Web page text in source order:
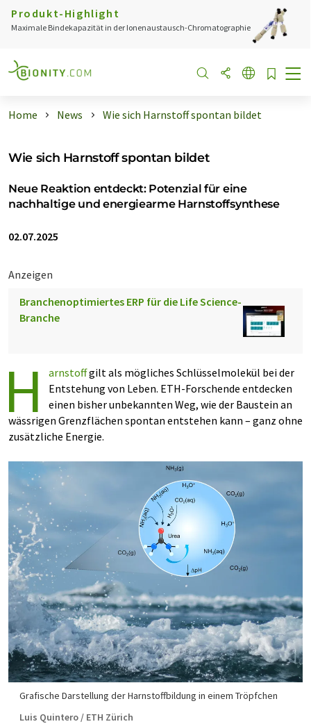
Produkt-Highlight
Maximale Bindekapazität in der Ionenaustausch-Chromatographie
Home News Wie sich Harnstoff spontan bildet
Wie sich Harnstoff spontan bildet
Neue Reaktion entdeckt: Potenzial für eine
nachhaltige und energiearme Harnstoffsynthese
02.07.2025
Anzeigen
Branchenoptimiertes ERP für die Life Science-
Branche
H arnstoffgilt als mögliches Schlüsselmolekül bei der
Entstehung von Leben. ETH-Forschende entdecken
einen bisher unbekannten Weg, wie der Baustein an
wässrigen Grenzflächen spontan entstehen kann – ganz ohne
zusätzliche Energie.
Grafische Darstellung der Harnstoffbildung in einem Tröpfchen
Luis Quintero / ETH Zürich